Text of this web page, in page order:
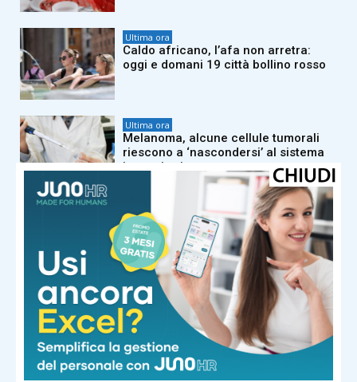
Ultima ora
Caldo africano, l’afa non arretra:
oggi e domani 19 città bollino rosso
Ultima ora
Melanoma, alcune cellule tumorali
riescono a ‘nascondersi’ al sistema
immunitario
Ultima ora
La Spagna allarga i controlli per gli
arrivi dall’Italia
Ultima ora
Si tuffa e non riemerge più, militare
Usa morto nel lago di Barcis:
prestava servizio alla base di Aviano